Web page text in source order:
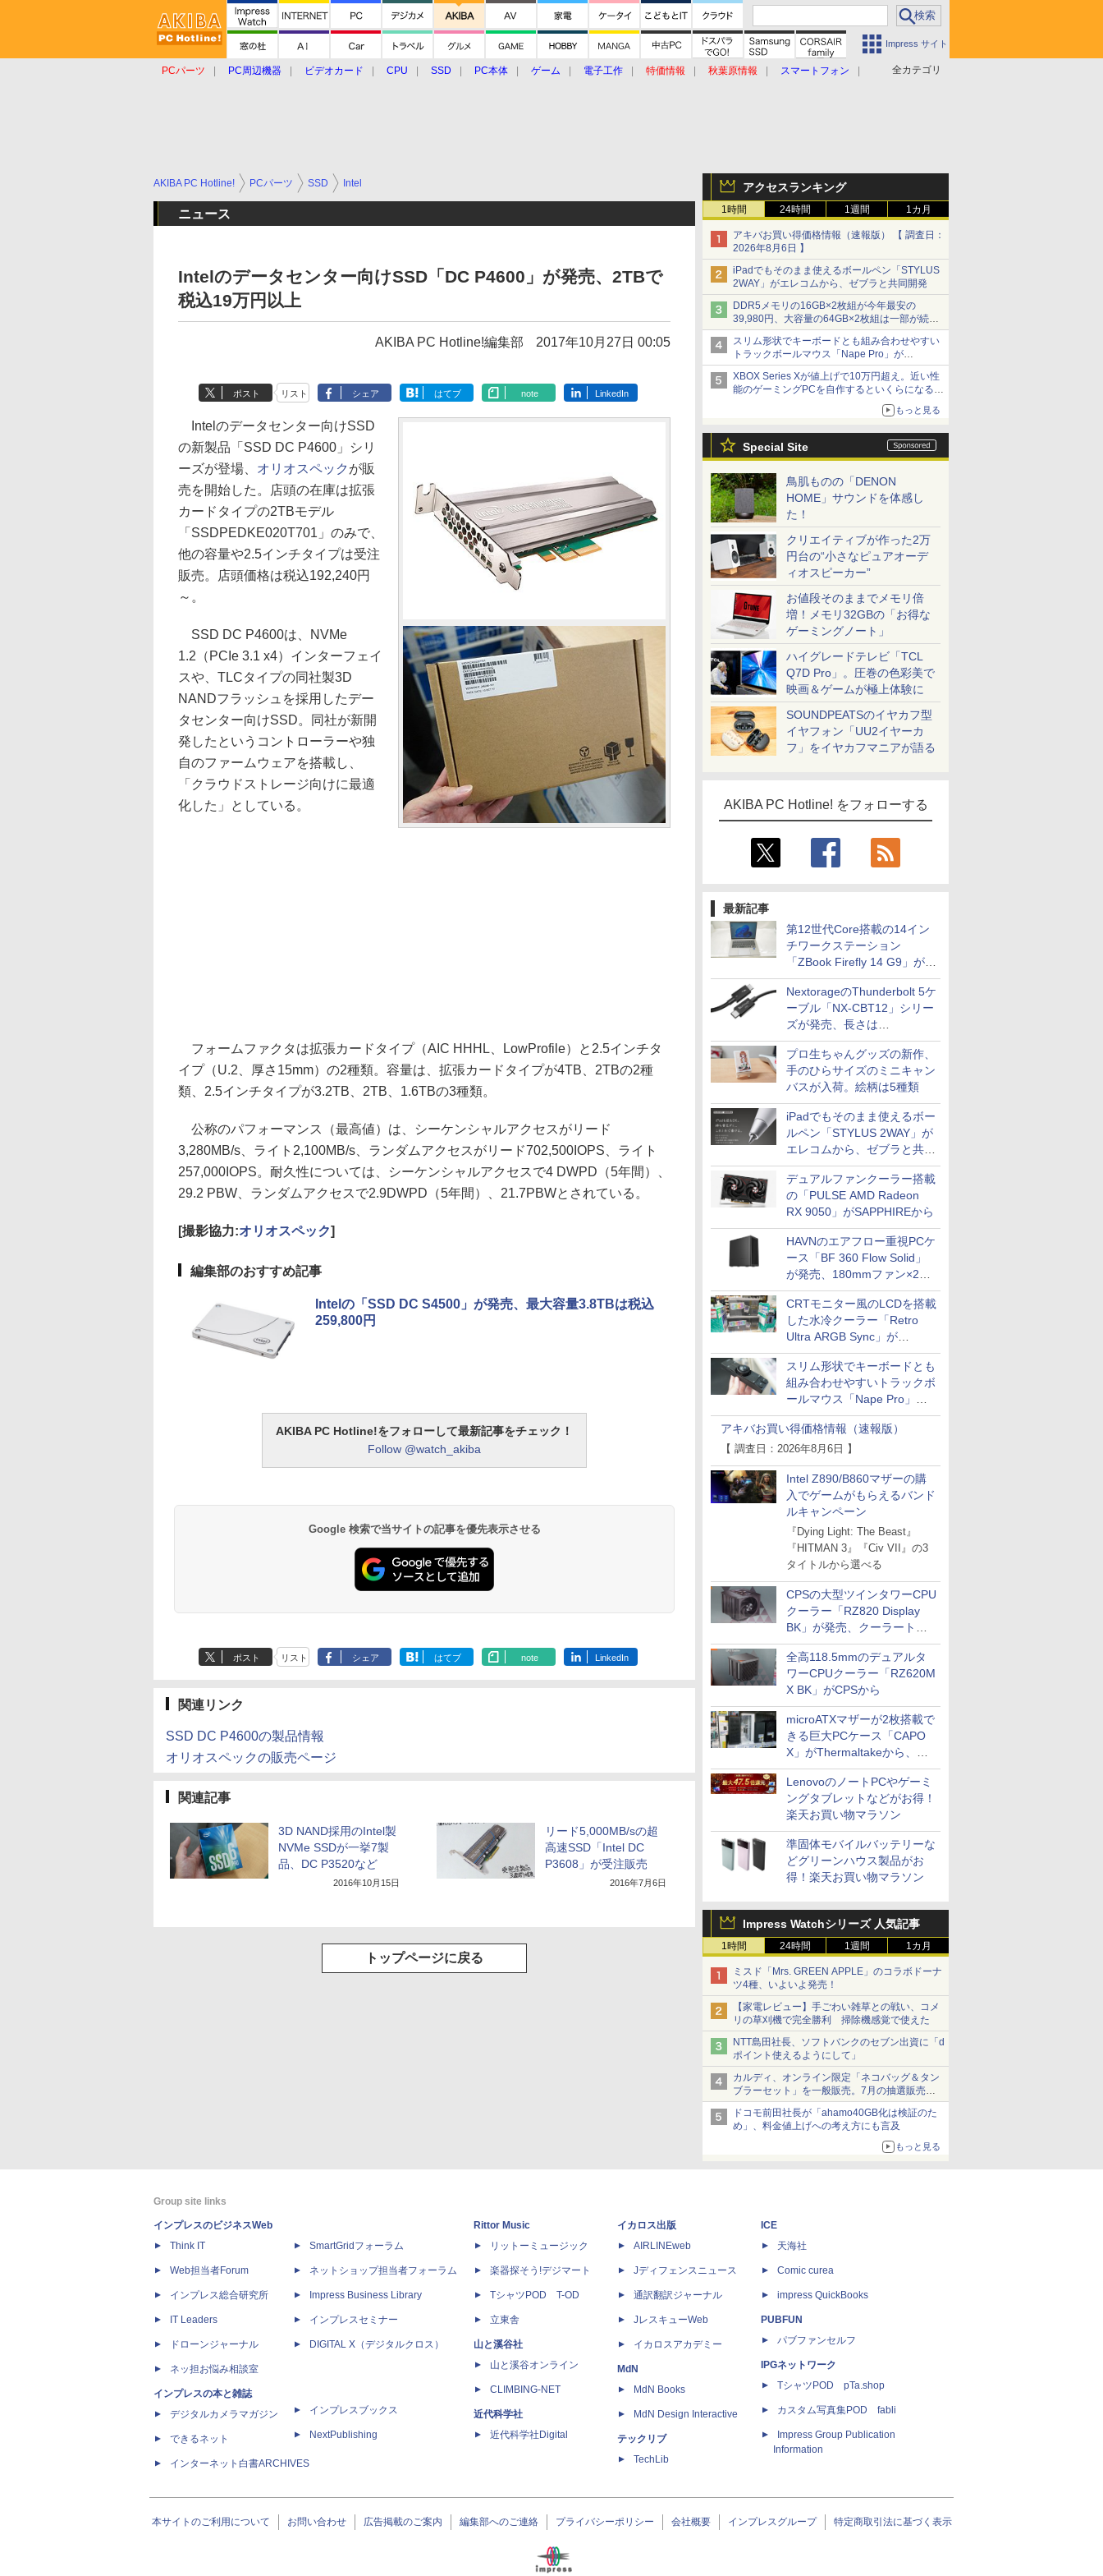
Impress サイト
全カテゴリ
PCパーツ PC周辺機器 ビデオカード CPU SSD PC本体 ゲーム 電子工作 特価情報 秋葉原情報
スマートフォン
アクセスランキング
1時間 24時間 1週間 1カ月
アキバお買い得価格情報（速報版） 【 調査日：
2026年8月6日 】
iPadでもそのまま使えるボールペン「STYLUS
2WAY」がエレコムから、ゼブラと共同開発
DDR5メモリの16GB×2枚組が今年最安の
39,980円、大容量の64GB×2枚組は一部が続騰
[8月前半のメモリ価格]
スリム形状でキーボードとも組み合わせやすい
トラックボールマウス「Nape Pro」が
Keychronから
XBOX Series Xが値上げで10万円超え。近い性
能のゲーミングPCを自作するといくらになる？
【石田賀津男の『酒の肴にPCゲーム』】
もっと見る
Special Site
鳥肌ものの「DENON
HOME」サウンドを体感し
た！
クリエイティブが作った2万
円台の“小さなピュアオーデ
ィオスピーカー”
お値段そのままでメモリ倍
増！メモリ32GBの「お得な
ゲーミングノート」
ハイグレードテレビ「TCL
Q7D Pro」。圧巻の色彩美で
映画＆ゲームが極上体験に
SOUNDPEATSのイヤカフ型
イヤフォン「UU2イヤーカ
フ」をイヤカフマニアが語る
AKIBA PC Hotline! をフォローする
最新記事
第12世代Core搭載の14イン
チワークステーション
「ZBook Firefly 14 G9」が
79,800円！秋葉原で中古PC
セール
NextorageのThunderbolt 5ケ
ーブル「NX-CBT12」シリー
ズが発売、長さは
30cm/50cm/1mの3種類
プロ生ちゃんグッズの新作、
手のひらサイズのミニキャン
バスが入荷。絵柄は5種類
iPadでもそのまま使えるボー
ルペン「STYLUS 2WAY」が
エレコムから、ゼブラと共同
開発
デュアルファンクーラー搭載
の「PULSE AMD Radeon
RX 9050」がSAPPHIREから
HAVNのエアフロー重視PCケ
ース「BF 360 Flow Solid」
が発売、180mmファン×2搭
載
CRTモニター風のLCDを搭載
した水冷クーラー「Retro
Ultra ARGB Sync」が
Thermaltakeから
スリム形状でキーボードとも
組み合わせやすいトラックボ
ールマウス「Nape Pro」が
Keychronから
アキバお買い得価格情報（速報版）
【 調査日：2026年8月6日 】
Intel Z890/B860マザーの購
入でゲームがもらえるバンド
ルキャンペーン
『Dying Light: The Beast』
『HITMAN 3』『Civ VII』の3
タイトルから選べる
CPSの大型ツインタワーCPU
クーラー「RZ820 Display
BK」が発売、クーラートッ
プに5インチ液晶搭載
全高118.5mmのデュアルタ
ワーCPUクーラー「RZ620M
X BK」がCPSから
microATXマザーが2枚搭載で
きる巨大PCケース「CAPO
X」がThermaltakeから、カ
ラーは2色
LenovoのノートPCやゲーミ
ングタブレットなどがお得！
楽天お買い物マラソン
準固体モバイルバッテリーな
どグリーンハウス製品がお
得！楽天お買い物マラソン
Impress Watchシリーズ 人気記事
1時間 24時間 1週間 1カ月
ミスド「Mrs. GREEN APPLE」のコラボドーナ
ツ4種、いよいよ発売！
【家電レビュー】手ごわい雑草との戦い、コメ
リの草刈機で完全勝利 掃除機感覚で使えた
NTT島田社長、ソフトバンクのセブン出資に「d
ポイント使えるようにして」
カルディ、オンライン限定「ネコバッグ＆タン
ブラーセット」を一般販売。7月の抽選販売の
当選無効分
ドコモ前田社長が「ahamo40GB化は検証のた
め」、料金値上げへの考え方にも言及
もっと見る
AKIBA PC Hotline! PCパーツ SSD Intel
ニュース
Intelのデータセンター向けSSD「DC P4600」が発売、2TBで
税込19万円以上
AKIBA PC Hotline!編集部 2017年10月27日 00:05
ポスト リスト シェア はてブ note LinkedIn
Intelのデータセンター向けSSD
の新製品「SSD DC P4600」シリ
ーズが登場、 オリオスペック が販
売を開始した。店頭の在庫は拡張
カードタイプの2TBモデル
「SSDPEDKE020T701」のみで、
他の容量や2.5インチタイプは受注
販売。店頭価格は税込192,240円
～。
SSD DC P4600は、NVMe
1.2（PCIe 3.1 x4）インターフェイ
スや、TLCタイプの同社製3D
NANDフラッシュを採用したデー
タセンター向けSSD。同社が新開
発したというコントローラーや独
自のファームウェアを搭載し、
「クラウドストレージ向けに最適
化した」としている。
フォームファクタは拡張カードタイプ（AIC HHHL、LowProfile）と2.5インチタ
イプ（U.2、厚さ15mm）の2種類。容量は、拡張カードタイプが4TB、2TBの2種
類、2.5インチタイプが3.2TB、2TB、1.6TBの3種類。
公称のパフォーマンス（最高値）は、シーケンシャルアクセスがリード
3,280MB/s、ライト2,100MB/s、ランダムアクセスがリード702,500IOPS、ライト
257,000IOPS。耐久性については、シーケンシャルアクセスで4 DWPD（5年間）、
29.2 PBW、ランダムアクセスで2.9DWPD（5年間）、21.7PBWとされている。
[撮影協力:オリオスペック]
編集部のおすすめ記事
Intelの「SSD DC S4500」が発売、最大容量3.8TBは税込
259,800円
AKIBA PC Hotline!をフォローして最新記事をチェック！
Follow @watch_akiba
Google 検索で当サイトの記事を優先表示させる
ポスト リスト シェア はてブ note LinkedIn
関連リンク
SSD DC P4600の製品情報
オリオスペックの販売ページ
関連記事
3D NAND採用のIntel製
NVMe SSDが一挙7製
品、DC P3520など
2016年10月15日
リード5,000MB/sの超
高速SSD「Intel DC
P3608」が受注販売
2016年7月6日
トップページに戻る
Group site links
インプレスのビジネスWeb
Think IT
Web担当者Forum
インプレス総合研究所
IT Leaders
ドローンジャーナル
ネッ担お悩み相談室
インプレスの本と雑誌
デジタルカメラマガジン
できるネット
インターネット白書ARCHIVES
SmartGridフォーラム
ネットショップ担当者フォーラム
Impress Business Library
インプレスセミナー
DIGITAL X（デジタルクロス）
インプレスブックス
NextPublishing
Rittor Music
リットーミュージック
楽器探そう!デジマート
TシャツPOD T-OD
立東舎
山と溪谷社
山と溪谷オンライン
CLIMBING-NET
近代科学社
近代科学社Digital
イカロス出版
AIRLINEweb
Jディフェンスニュース
通訳翻訳ジャーナル
JレスキューWeb
イカロスアカデミー
MdN
MdN Books
MdN Design Interactive
テックリブ
TechLib
ICE
天海社
Comic curea
impress QuickBooks
PUBFUN
パブファンセルフ
IPGネットワーク
TシャツPOD pTa.shop
カスタム写真集POD fabli
Impress Group Publication
Information
本サイトのご利用について お問い合わせ 広告掲載のご案内 編集部へのご連絡 プライバシーポリシー 会社概要 インプレスグループ 特定商取引法に基づく表示